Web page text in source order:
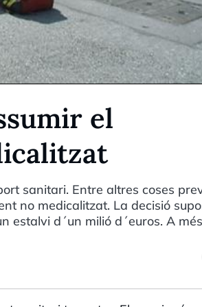
el
sanitari. Entre altres coses
no medicalitzat. La decisió
estalvi d´un milió d´euros. A